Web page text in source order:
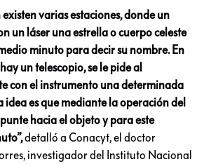
varias estaciones, donde un
un láser una estrella o cuerpo celeste
minuto para decir su nombre. En
un telescopio, se le pide al
con el instrumento una determinada
idea es que mediante la operación del
hacia el objeto y para este
detalló a Conacyt, el doctor
investigador del Instituto Nacional